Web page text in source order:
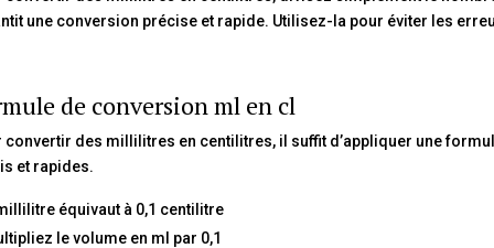
une conversion précise et rapide. Utilisez-la pour éviter les
de conversion ml en cl
convertir des millilitres en centilitres, il suffit d’appliquer une
et rapides.
équivaut à 0,1 centilitre
le volume en ml par 0,1